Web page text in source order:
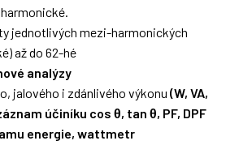
jednotlivých mezi-harmonických
až do 62-hé
analýzy
jalového i zdánlivého výkonu (W, VA,
účiníku cos θ, tan θ, PF, DPF
energie, wattmetr